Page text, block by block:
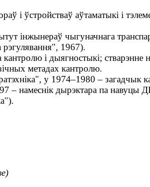
і ўстройстваў аўтаматыкі і
інжынераў чыгуначнага
рэгулявання", 1967).
і дыягностыкі; стварэнне
метадах кантролю.
у 1974–1980 – загадчык
– намеснік дырэктара па навуцы